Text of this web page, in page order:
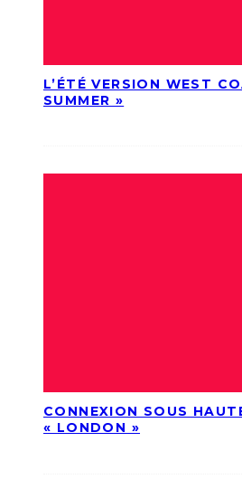
L’ÉTÉ VERSION WEST
SUMMER »
CONNEXION SOUS
« LONDON »